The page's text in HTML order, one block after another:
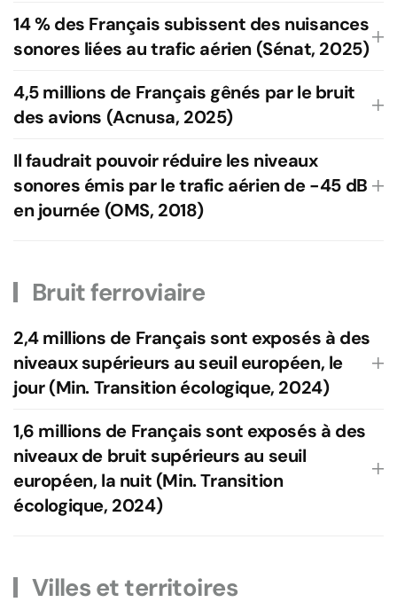
14 % des Français subissent des nuisances
sonores liées au trafic aérien (Sénat, 2025)
4,5 millions de Français gênés par le bruit
des avions (Acnusa, 2025)
Il faudrait pouvoir réduire les niveaux
sonores émis par le trafic aérien de -45 dB
en journée (OMS, 2018)
Bruit ferroviaire
2,4 millions de Français sont exposés à des
niveaux supérieurs au seuil européen, le
jour (Min. Transition écologique, 2024)
1,6 millions de Français sont exposés à des
niveaux de bruit supérieurs au seuil
européen, la nuit (Min. Transition
écologique, 2024)
Villes et territoires